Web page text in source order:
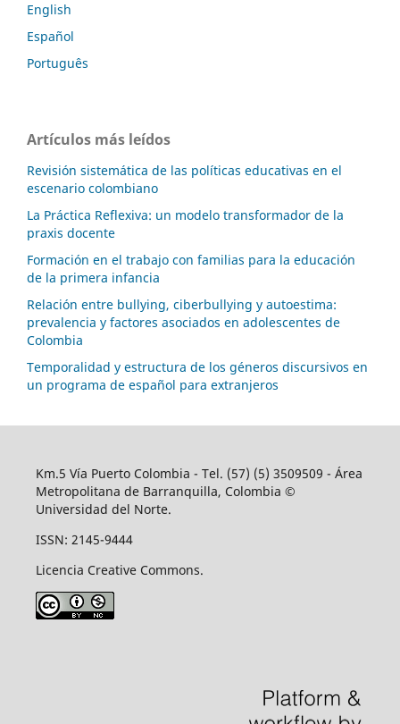
English
Español
Português
Artículos más leídos
Revisión sistemática de las políticas educativas en el
escenario colombiano
La Práctica Reflexiva: un modelo transformador de la
praxis docente
Formación en el trabajo con familias para la educación
de la primera infancia
Relación entre bullying, ciberbullying y autoestima:
prevalencia y factores asociados en adolescentes de
Colombia
Temporalidad y estructura de los géneros discursivos en
un programa de español para extranjeros
Km.5 Vía Puerto Colombia - Tel. (57) (5) 3509509 - Área
Metropolitana de Barranquilla, Colombia ©
Universidad del Norte.
ISSN: 2145-9444
Licencia Creative Commons.